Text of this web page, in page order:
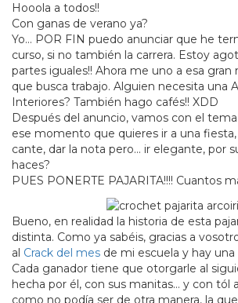
Hooola a todos!!
Con ganas de verano ya?
Yo… POR FIN puedo anunciar que he
curso, si no también la carrera. Estoy
partes iguales!! Ahora me uno a esa
que busca trabajo. Alguien necesita una
Interiores? También hago cafés!! XDD
Después del anuncio, vamos con el
ese momento que quieres ir a una fiesta,
cante, dar la nota pero… ir elegante, por
haces?
PUES PONERTE PAJARITA!!!! Cuantos
Bueno, en realidad la historia de esta
distinta. Como ya sabéis, gracias a
al Crack del mes de mi escuela y hay
Cada ganador tiene que otorgarle al
hecha por él, con sus manitas… y con tól
como no podía ser de otra manera, la